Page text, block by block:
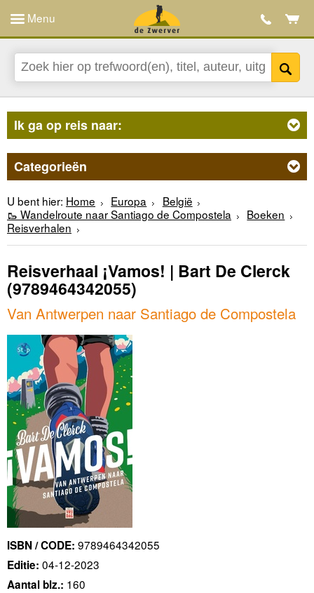
Menu
Ik ga op reis naar:
Categorieën
U bent hier: Home Europa
België
🥾 Wandelroute naar Santiago de Compostela
Boeken
Reisverhalen
Reisverhaal ¡Vamos! | Bart De Clerck
(9789464342055)
Van Antwerpen naar Santiago de Compostela
ISBN / CODE: 9789464342055
Editie: 04-12-2023
Aantal blz.: 160